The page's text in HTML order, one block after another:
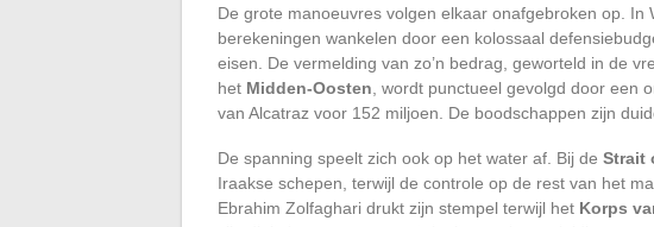
De grote manoeuvres volgen elkaar onafgebroken op. In
berekeningen wankelen door een kolossaal
eisen. De vermelding van zo’n bedrag, geworteld in de
het Midden-Oosten , wordt punctueel gevolgd door een
van Alcatraz voor 152 miljoen. De boodschappen zijn
De spanning speelt zich ook op het water af. Bij de Strait
Iraakse schepen, terwijl de controle op de rest van het
Ebrahim Zolfaghari drukt zijn stempel terwijl het Korps